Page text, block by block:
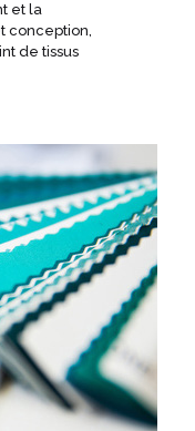
et la
conception,
de tissus